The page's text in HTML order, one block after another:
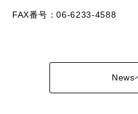
FAX番号：06-6233-4588
News